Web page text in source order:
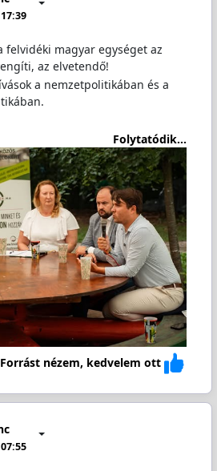
magyar egységet az
az elvetendő!
a nemzetpolitikában és a
Folytatódik...
Forrást nézem, kedvelem ott